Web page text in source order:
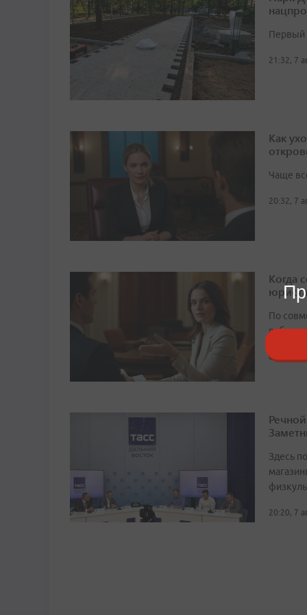
Первый
21:32, 7
Как
Чаще
20:32, 7
Когда
юриста
По
сегодня,
Здесь
20:20, 7